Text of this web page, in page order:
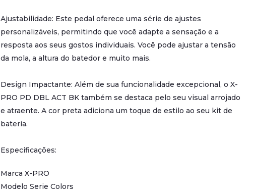
Ajustabilidade: Este pedal oferece uma série de ajustes
personalizáveis, permitindo que você adapte a sensação e a
resposta aos seus gostos individuais. Você pode ajustar a tensão
da mola, a altura do batedor e muito mais.
Design Impactante: Além de sua funcionalidade excepcional, o X-
PRO PD DBL ACT BK também se destaca pelo seu visual arrojado
e atraente. A cor preta adiciona um toque de estilo ao seu kit de
bateria.
Especificações:
Marca X-PRO
Modelo Serie Colors